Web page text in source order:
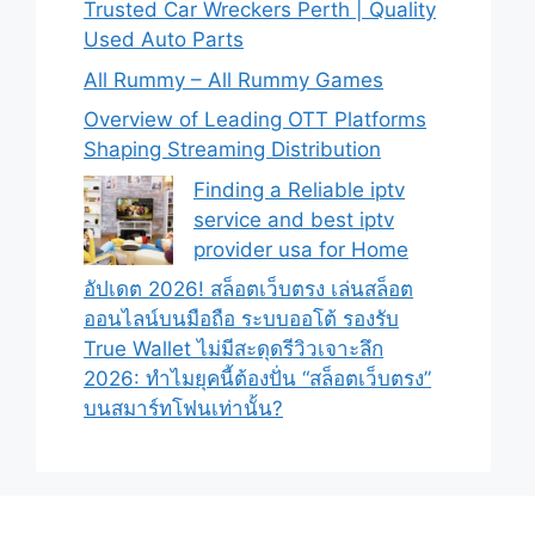
Trusted Car Wreckers Perth | Quality
Used Auto Parts
All Rummy – All Rummy Games
Overview of Leading OTT Platforms
Shaping Streaming Distribution
Finding a Reliable iptv
service and best iptv
provider usa for Home
อัปเดต 2026! สล็อตเว็บตรง เล่นสล็อต
ออนไลน์บนมือถือ ระบบออโต้ รองรับ
True Wallet ไม่มีสะดุดรีวิวเจาะลึก
2026: ทำไมยุคนี้ต้องปั่น “สล็อตเว็บตรง”
บนสมาร์ทโฟนเท่านั้น?